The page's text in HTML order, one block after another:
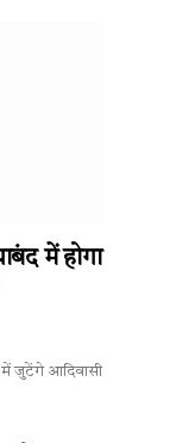
में होगा
में जुटेंगे आदिवासी